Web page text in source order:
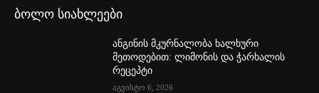
ბოლო სიახლეები
ანგინის მკურნალობა ხალხური
მეთოდებით: ლიმონის და ჭარხალის
რეცეპტი
აგვისტო 6, 2026